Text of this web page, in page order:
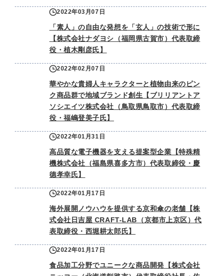
2022年03月07日
「素人」の自由な発想を「玄人」の技術で形に
【株式会社ナダヨシ（福岡県古賀市）代表取締
役・植木剛彦氏】
2022年02月07日
華やかな貴婦人キャラクターと植物由来のピン
ク商品群で地域ブランド創生【ブリリアントア
ソシエイツ株式会社（鳥取県鳥取市）代表取締
役・福嶋登美子氏】
2022年01月31日
高品質な電子機器を支える提案型企業【特殊精
機株式会社（福島県喜多方市）代表取締役・慶
德孝幸氏】
2022年01月17日
海外展開ノウハウを提供する京和傘の老舗【株
式会社日吉屋 CRAFT-LAB（京都市上京区）代
表取締役・西堀耕太郎氏】
2022年01月17日
食品加工分野でユニークな商品開発【株式会社